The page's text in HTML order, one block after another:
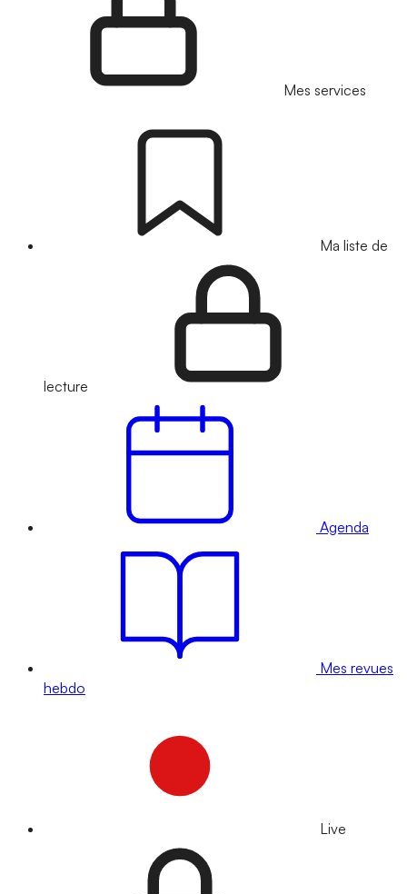
Mes services
Ma liste de
lecture
Agenda
Mes revues
hebdo
Live